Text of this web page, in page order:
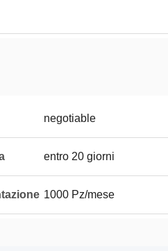
negotiable
entro 20 giorni
1000 Pz/mese